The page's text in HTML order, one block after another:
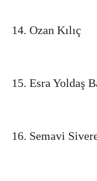
14. Ozan Kılıç
15. Esra Yoldaş
16. Semavi